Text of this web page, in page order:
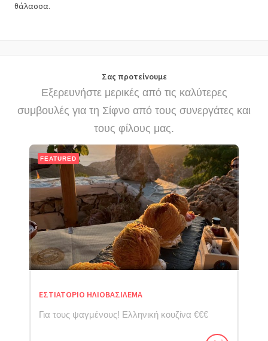
θάλασσα.
Σας προτείνουμε
Εξερευνήστε μερικές από τις καλύτερες
συμβουλές για τη Σίφνο από τους συνεργάτες και
τους φίλους μας.
FEATURED
ΕΣΤΙΑΤΟΡΙΟ ΗΛΙΟΒΑΣΙΛΕΜΑ
Για τους ψαγμένους! Ελληνική κουζίνα €€€